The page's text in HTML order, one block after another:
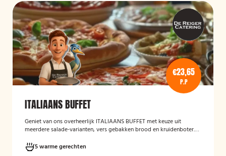
€23,65
P.P
ITALIAANS BUFFET
Geniet van ons overheerlijk ITALIAANS BUFFET met keuze uit
meerdere salade-varianten, vers gebakken brood en kruidenboter.
5 warme gerechten